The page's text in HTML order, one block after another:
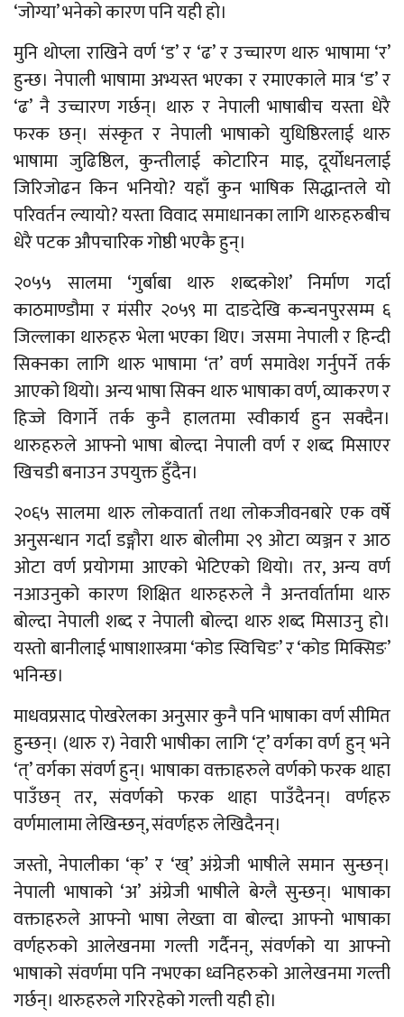
‘जोग्या’ भनेको कारण पनि यही हो।
मुनि थोप्ला राखिने वर्ण ‘ड’ र ‘ढ’ र उच्चारण थारु भाषामा ‘र’
हुन्छ। नेपाली भाषामा अभ्यस्त भएका र रमाएकाले मात्र ‘ड’ र
‘ढ’ नै उच्चारण गर्छन्। थारु र नेपाली भाषाबीच यस्ता धेरै
फरक छन्। संस्कृत र नेपाली भाषाको युधिष्ठिरलाई थारु
भाषामा जुढिष्ठिल, कुन्तीलाई कोटारिन माइ, दूर्योधनलाई
जिरिजोढन किन भनियो? यहाँ कुन भाषिक सिद्धान्तले यो
परिवर्तन ल्यायो? यस्ता विवाद समाधानका लागि थारुहरुबीच
धेरै पटक औपचारिक गोष्ठी भएकै हुन्।
२०५५ सालमा ‘गुर्बाबा थारु शब्दकोश’ निर्माण गर्दा
काठमाण्डौमा र मंसीर २०५९ मा दाङदेखि कन्चनपुरसम्म ६
जिल्लाका थारुहरु भेला भएका थिए। जसमा नेपाली र हिन्दी
सिक्नका लागि थारु भाषामा ‘त’ वर्ण समावेश गर्नुपर्ने तर्क
आएको थियो। अन्य भाषा सिक्न थारु भाषाका वर्ण, व्याकरण र
हिज्जे विगार्ने तर्क कुनै हालतमा स्वीकार्य हुन सक्दैन।
थारुहरुले आफ्नो भाषा बोल्दा नेपाली वर्ण र शब्द मिसाएर
खिचडी बनाउन उपयुक्त हुँदैन।
२०६५ सालमा थारु लोकवार्ता तथा लोकजीवनबारे एक वर्षे
अनुसन्धान गर्दा डङ्गौरा थारु बोलीमा २९ ओटा व्यञ्जन र आठ
ओटा वर्ण प्रयोगमा आएको भेटिएको थियो। तर, अन्य वर्ण
नआउनुको कारण शिक्षित थारुहरुले नै अन्तर्वार्तामा थारु
बोल्दा नेपाली शब्द र नेपाली बोल्दा थारु शब्द मिसाउनु हो।
यस्तो बानीलाई भाषाशास्त्रमा ‘कोड स्विचिङ’ र ‘कोड मिक्सिङ’
भनिन्छ।
माधवप्रसाद पोखरेलका अनुसार कुनै पनि भाषाका वर्ण सीमित
हुन्छन्। (थारु र) नेवारी भाषीका लागि ‘ट्’ वर्गका वर्ण हुन् भने
‘त्’ वर्गका संवर्ण हुन्। भाषाका वक्ताहरुले वर्णको फरक थाहा
पाउँछन् तर, संवर्णको फरक थाहा पाउँदैनन्। वर्णहरु
वर्णमालामा लेखिन्छन्, संवर्णहरु लेखिदैनन्।
जस्तो, नेपालीका ‘क्’ र ‘ख्’ अंग्रेजी भाषीले समान सुन्छन्।
नेपाली भाषाको ‘अ’ अंग्रेजी भाषीले बेग्लै सुन्छन्। भाषाका
वक्ताहरुले आफ्नो भाषा लेख्ता वा बोल्दा आफ्नो भाषाका
वर्णहरुको आलेखनमा गल्ती गर्दैनन्, संवर्णको या आफ्नो
भाषाको संवर्णमा पनि नभएका ध्वनिहरुको आलेखनमा गल्ती
गर्छन्। थारुहरुले गरिरहेको गल्ती यही हो।